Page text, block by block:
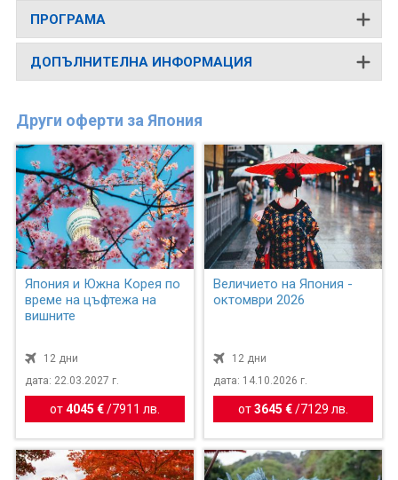
ПРОГРАМА
ДОПЪЛНИТЕЛНА ИНФОРМАЦИЯ
Други оферти за Япония
Япония и Южна Корея по
време на цъфтежа на
вишните
12 дни
дата: 22.03.2027 г.
от4045 € / 7911 лв.
Величието на Япония -
октомври 2026
12 дни
дата: 14.10.2026 г.
от3645 €/ 7129 лв.